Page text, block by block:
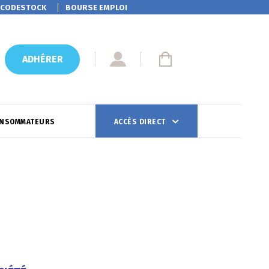
BOURSE EMPLOI
ADHÉRER
ACCÈS DIRECT